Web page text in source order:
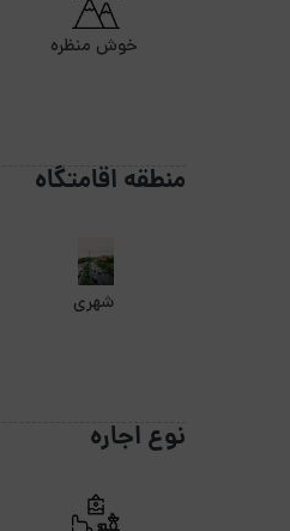
خوش منظره
منطقه اقامتگاه
شهری
نوع اجاره